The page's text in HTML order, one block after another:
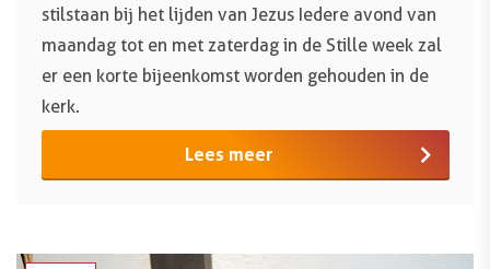
stilstaan bij het lijden van Jezus Iedere avond van
maandag tot en met zaterdag in de Stille week zal
er een korte bijeenkomst worden gehouden in de
kerk.
Lees meer